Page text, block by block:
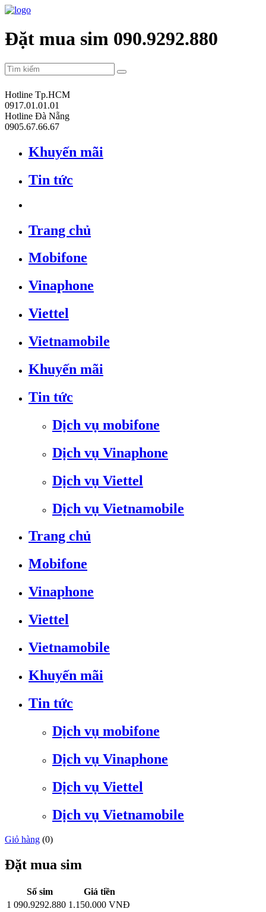
Đặt mua sim 090.9292.880
Hotline Tp.HCM
0917.01.01.01
Hotline Đà Nẵng
0905.67.66.67
Khuyến mãi
Tin tức
Trang chủ
Mobifone
Vinaphone
Viettel
Vietnamobile
Khuyến mãi
Tin tức
Dịch vụ mobifone
Dịch vụ Vinaphone
Dịch vụ Viettel
Dịch vụ Vietnamobile
Trang chủ
Mobifone
Vinaphone
Viettel
Vietnamobile
Khuyến mãi
Tin tức
Dịch vụ mobifone
Dịch vụ Vinaphone
Dịch vụ Viettel
Dịch vụ Vietnamobile
Giỏ hàng (0)
Đặt mua sim
Số sim
Giá tiền
1 090.9292.880 1.150.000 VNĐ